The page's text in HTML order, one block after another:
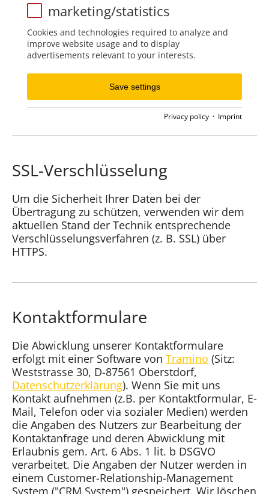
marketing/statistics
Cookies and technologies required to analyze and
improve website usage and to display
advertisements relevant to your interests.
Save settings
Privacy policy · Imprint
SSL-Verschlüsselung
Um die Sicherheit Ihrer Daten bei der
Übertragung zu schützen, verwenden wir dem
aktuellen Stand der Technik entsprechende
Verschlüsselungsverfahren (z. B. SSL) über
HTTPS.
Kontaktformulare
Die Abwicklung unserer Kontaktformulare
erfolgt mit einer Software von Tramino (Sitz:
Weststrasse 30, D-87561 Oberstdorf,
Datenschutzerklärung). Wenn Sie mit uns
Kontakt aufnehmen (z.B. per Kontaktformular, E-
Mail, Telefon oder via sozialer Medien) werden
die Angaben des Nutzers zur Bearbeitung der
Kontaktanfrage und deren Abwicklung mit
Erlaubnis gem. Art. 6 Abs. 1 lit. b DSGVO
verarbeitet. Die Angaben der Nutzer werden in
einem Customer-Relationship-Management